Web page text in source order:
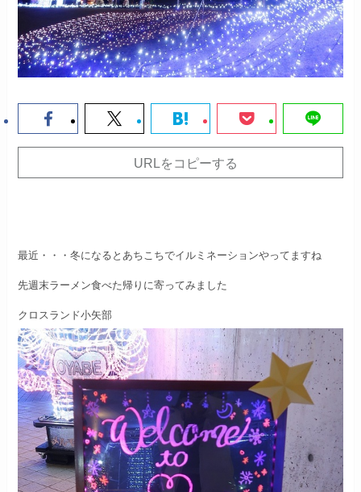
URLをコピーする
最近・・・冬になるとあちこちでイルミネーションやってますね
先週末ラーメン食べた帰りに寄ってみました
クロスランド小矢部